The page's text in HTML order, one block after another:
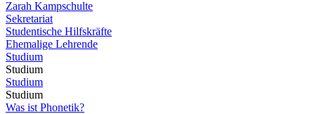
Zarah Kampschulte
Sekretariat
Studentische Hilfskräfte
Ehemalige Lehrende
Studium
Studium
Studium
Studium
Was ist Phonetik?